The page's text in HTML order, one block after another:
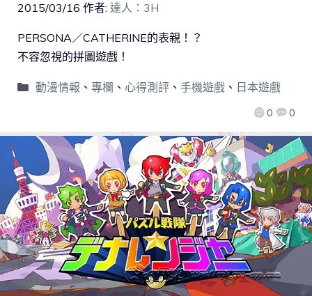
2015/03/16 作者: 達人：3H
0 0
PERSONA／CATHERINE的表親！？
不容忽視的拼圖遊戲！
動漫情報 、 專欄 、 心得測評、 手機遊戲、 日本遊戲